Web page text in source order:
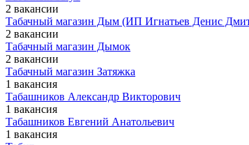
2 вакансии
Табачный магазин Дым (ИП Игнатьев Денис
2 вакансии
Табачный магазин Дымок
2 вакансии
Табачный магазин Затяжка
1 вакансия
Табашников Александр Викторович
1 вакансия
Табашников Евгений Анатольевич
1 вакансия